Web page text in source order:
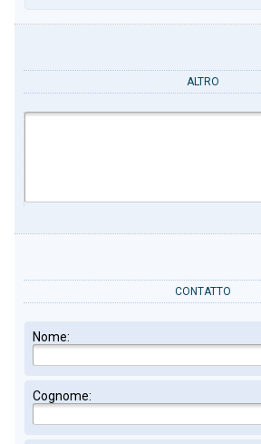
ALTRO
CONTATTO
Nome:
Cognome: